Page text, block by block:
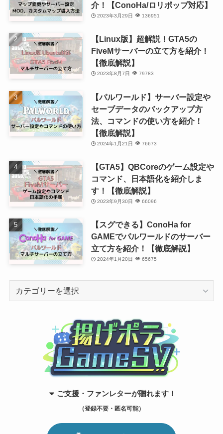
介！【ConoHa/ロリポップ対応】
2023年3月29日 136951
【Linux版】超解説！GTA5の
FiveMサーバーの立て方を紹介！
【徹底解説】
2023年8月7日 79783
【パルワールド】サーバー設定や
セーブデータのバックアップ方
法、コマンドの使い方を紹介！
【徹底解説】
2024年1月21日 76673
【GTA5】QBCoreのゲーム設定や
コマンド、日本語化を紹介しま
す！【徹底解説】
2023年9月30日 66096
【スグできる】ConoHa for
GAMEでパルワールドのサーバー
立て方を紹介！【徹底解説】
2024年1月20日 65675
ご支援・ファンレターが贈れます！
（登録不要・匿名可能）